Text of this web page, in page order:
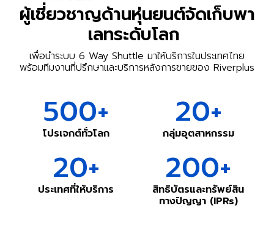
ผู้เชี่ยวชาญด้านหุ่นยนต์จัดเก็บพา
เลทระดับโลก
เพื่อนำระบบ 6 Way Shuttle มาให้บริการในประเทศไทย
พร้อมทีมงานที่ปรึกษาและบริการหลังการขายของ Riverplus
500+
โปรเจกต์ทั่วโลก
20+
กลุ่มอุตสาหกรรม
20+
ประเทศที่ให้บริการ
200+
สิทธิบัตรและทรัพย์สิน
ทางปัญญา (IPRs)